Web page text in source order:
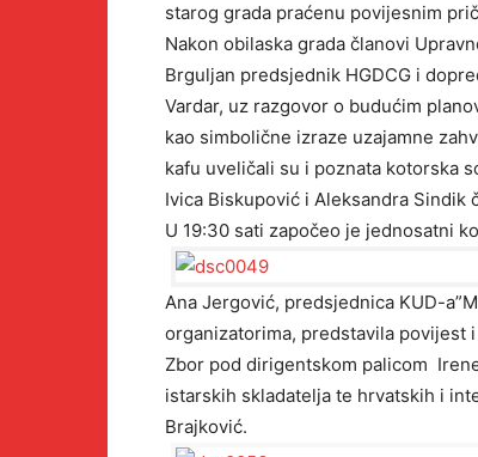
starog grada praćenu povijesnim
Nakon obilaska grada članovi
Brguljan predsjednik HGDCG i
Vardar, uz razgovor o budućim
kao simbolične izraze uzajamne
kafu uveličali su i poznata kotorska
Ivica Biskupović i Aleksandra Sindik
U 19:30 sati započeo je jednosatni
Ana Jergović, predsjednica KUD-
organizatorima, predstavila povijest
Zbor pod dirigentskom palicom
istarskih skladatelja te hrvatskih i
Brajković.